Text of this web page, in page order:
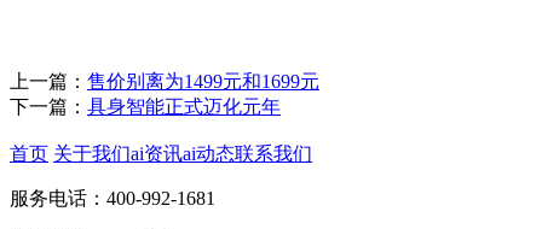
上一篇： 售价别离为1499元和1699元
下一篇： 具身智能正式迈化元年
首页 关于我们ai资讯ai动态联系我们
服务电话：400-992-1681